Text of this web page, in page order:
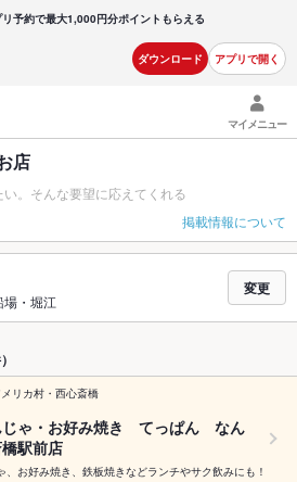
予約で最大1,000円分ポイントもらえる
ダウンロード アプリで開く
マイメニュー
店
。そんな要望に応えてくれる
掲載情報について
・堀江
変更
リカ村・西心斎橋
じゃ・お好み焼き てっぱん なん
駅前店
、お好み焼き、鉄板焼きなどランチやサク飲みにも！